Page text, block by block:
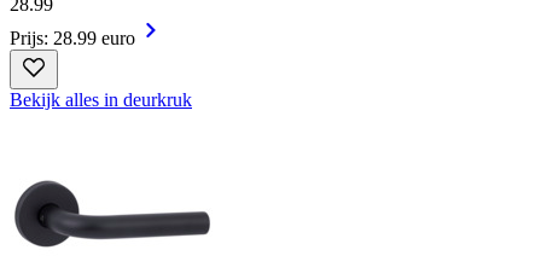
28.99
Prijs: 28.99 euro
Bekijk alles in deurkruk